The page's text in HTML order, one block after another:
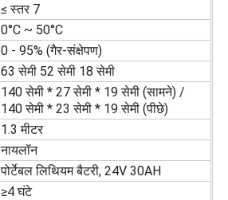
≤ स्तर 7
0°C ~ 50°C
0 - 95% (गैर-संक्षेपण)
63 सेमी 52 सेमी 18 सेमी
140 सेमी * 27 सेमी * 19 सेमी (सामने) /
140 सेमी * 23 सेमी * 19 सेमी (पीछे)
1.3 मीटर
नायलॉन
पोर्टेबल लिथियम बैटरी, 24V 30AH
≥4 घंटे